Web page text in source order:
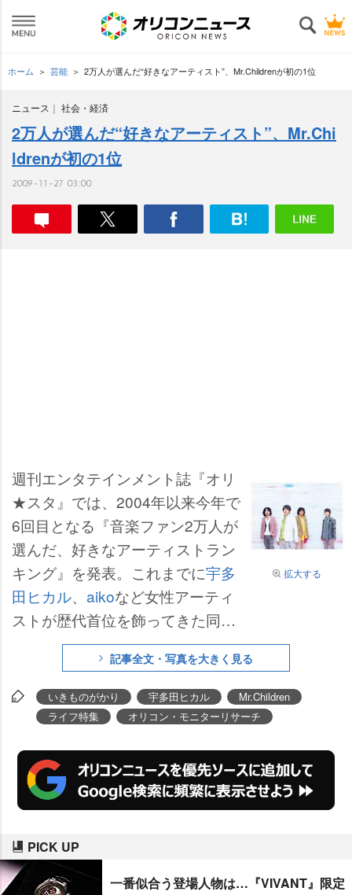
ホーム 芸能 2万人が選んだ“好きなアーティスト”、Mr.Childrenが初の1位
ニュース 社会・経済
2万人が選んだ“好きなアーティスト”、Mr.Chi
ldrenが初の1位
2009-11-27 03:00
拡大する
週刊エンタテインメント誌『オリ
★スタ』では、2004年以来今年で
6回目となる『音楽ファン2万人が
選んだ、好きなアーティストラン
キング』を発表。これまでに宇多
田ヒカル、 aikoなど女性アーティ
ストが歴代首位を飾ってきた同ラ
ンキングだが、今回は20代、30代
の男女から高い支持を受けた【Mr.
Children
記事全文・写真を大きく見る
いきものがかり 宇多田ヒカル
Mr.Children
ライフ特集
オリコン・モニターリサーチ
PICK UP
一番似合う登場人物は…『VIVANT』限定